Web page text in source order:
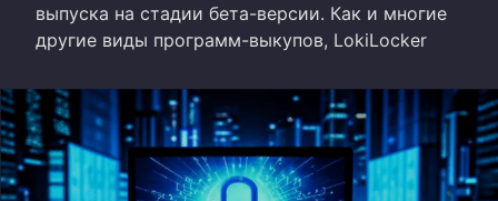
выпуска на стадии бета-версии. Как и многие
другие виды программ-выкупов, LokiLocker